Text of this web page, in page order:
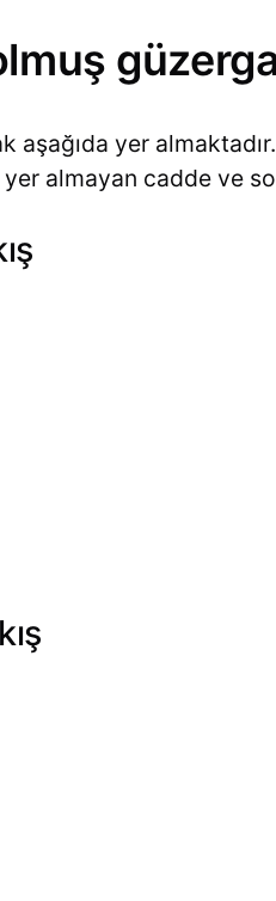
aşağıda yer
almayan cadde ve